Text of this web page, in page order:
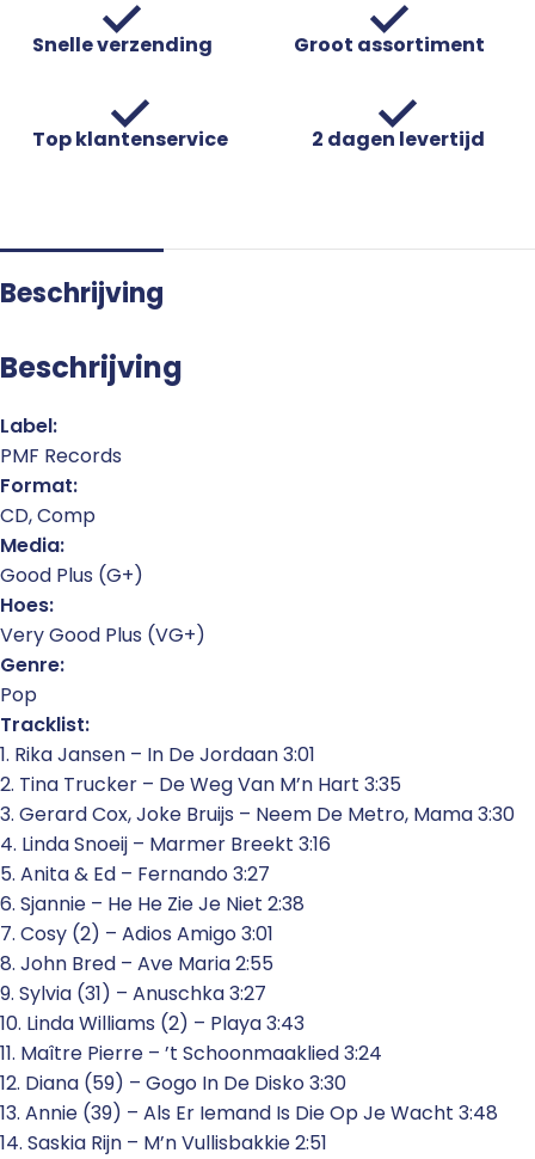
Snelle verzending Groot assortiment
Top klantenservice 2 dagen levertijd
Beschrijving
Beschrijving
Label:
PMF Records
Format:
CD, Comp
Media:
Good Plus (G+)
Hoes:
Very Good Plus (VG+)
Genre:
Pop
Tracklist:
1. Rika Jansen – In De Jordaan 3:01
2. Tina Trucker – De Weg Van M’n Hart 3:35
3. Gerard Cox, Joke Bruijs – Neem De Metro, Mama 3:30
4. Linda Snoeij – Marmer Breekt 3:16
5. Anita & Ed – Fernando 3:27
6. Sjannie – He He Zie Je Niet 2:38
7. Cosy (2) – Adios Amigo 3:01
8. John Bred – Ave Maria 2:55
9. Sylvia (31) – Anuschka 3:27
10. Linda Williams (2) – Playa 3:43
11. Maître Pierre – ’t Schoonmaaklied 3:24
12. Diana (59) – Gogo In De Disko 3:30
13. Annie (39) – Als Er Iemand Is Die Op Je Wacht 3:48
14. Saskia Rijn – M’n Vullisbakkie 2:51